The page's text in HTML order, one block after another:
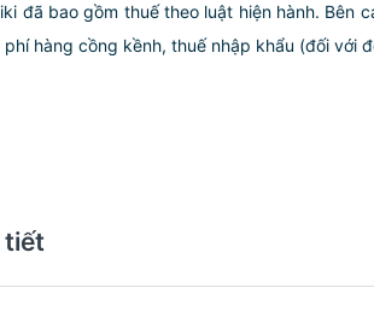
đã bao gồm thuế theo luật hiện hành.
hàng cồng kềnh, thuế nhập khẩu (đối với
tiết